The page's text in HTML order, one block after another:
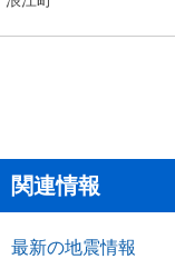
関連情報
最新の地震情報